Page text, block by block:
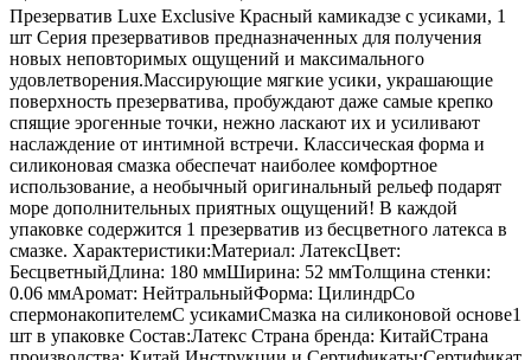
Презерватив Luxe Exclusive Красный камикадзе с усиками, 1
шт Серия презервативов предназначенных для получения
новых неповторимых ощущений и максимального
удовлетворения.Массирующие мягкие усики, украшающие
поверхность презерватива, пробуждают даже самые крепко
спящие эрогенные точки, нежно ласкают их и усиливают
наслаждение от интимной встречи. Классическая форма и
силиконовая смазка обеспечат наиболее комфортное
использование, а необычный оригинальный рельеф подарят
море дополнительных приятных ощущений! В каждой
упаковке содержится 1 презерватив из бесцветного латекса в
смазке. Характеристики:Материал: ЛатексЦвет:
БесцветныйДлина: 180 ммШирина: 52 ммТолщина стенки:
0.06 ммАромат: НейтральныйФорма: ЦилиндрСо
спермонакопителемС усикамиСмазка на силиконовой основе1
шт в упаковке Состав:Латекс Страна бренда: КитайСтрана